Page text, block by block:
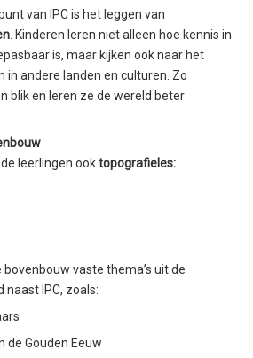
van IPC is het leggen van
. Kinderen leren niet alleen hoe kennis in
is, maar kijken ook naar het
in andere landen en culturen. Zo
blik en leren ze de wereld beter
leerlingen ooktopografieles:
vaste thema’s uit de
naast IPC, zoals:
de Gouden Eeuw